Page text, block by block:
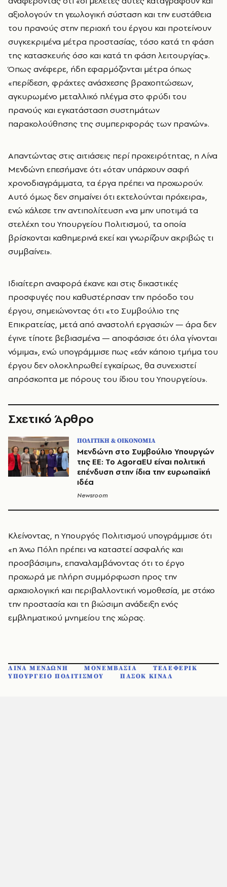
αξιολογούν τη γεωλογική σύσταση και την ευστάθεια
του πρανούς στην περιοχή του έργου και προτείνουν
συγκεκριμένα μέτρα προστασίας, τόσο κατά τη φάση
της κατασκευής όσο και κατά τη φάση λειτουργίας».
Όπως ανέφερε, ήδη εφαρμόζονται μέτρα όπως
«περίδεση, φράχτες ανάσχεσης βραχοπτώσεων,
αγκυρωμένο μεταλλικό πλέγμα στο φρύδι του
πρανούς και εγκατάσταση συστημάτων
παρακολούθησης της συμπεριφοράς των πρανών».
Απαντώντας στις αιτιάσεις περί προχειρότητας, η Λίνα
Μενδώνη επεσήμανε ότι «όταν υπάρχουν σαφή
χρονοδιαγράμματα, τα έργα πρέπει να προχωρούν.
Αυτό όμως δεν σημαίνει ότι εκτελούνται πρόχειρα»,
ενώ κάλεσε την αντιπολίτευση «να μην υποτιμά τα
στελέχη του Υπουργείου Πολιτισμού, τα οποία
βρίσκονται καθημερινά εκεί και γνωρίζουν ακριβώς τι
συμβαίνει».
Ιδιαίτερη αναφορά έκανε και στις δικαστικές
προσφυγές που καθυστέρησαν την πρόοδο του
έργου, σημειώνοντας ότι «το Συμβούλιο της
Επικρατείας, μετά από αναστολή εργασιών — άρα δεν
έγινε τίποτε βεβιασμένα — αποφάσισε ότι όλα γίνονται
νόμιμα», ενώ υπογράμμισε πως «εάν κάποιο τμήμα του
έργου δεν ολοκληρωθεί εγκαίρως, θα συνεχιστεί
απρόσκοπτα με πόρους του ίδιου του Υπουργείου».
Σχετικό Άρθρο
ΠΟΛΙΤΙΚΗ & ΟΙΚΟΝΟΜΙΑ
Μενδώνη στο Συμβούλιο Υπουργών
της ΕΕ: Το AgoraEU είναι πολιτική
επένδυση στην ίδια την ευρωπαϊκή
ιδέα
Newsroom
Κλείνοντας, η Υπουργός Πολιτισμού υπογράμμισε ότι
«η Άνω Πόλη πρέπει να καταστεί ασφαλής και
προσβάσιμη», επαναλαμβάνοντας ότι το έργο
προχωρά με πλήρη συμμόρφωση προς την
αρχαιολογική και περιβαλλοντική νομοθεσία, με στόχο
την προστασία και τη βιώσιμη ανάδειξη ενός
εμβληματικού μνημείου της χώρας.
ΛΙΝΑ ΜΕΝΔΩΝΗ ΜΟΝΕΜΒΑΣΙΑ
ΤΕΛΕΦΕΡΙΚ
ΥΠΟΥΡΓΕΙΟ ΠΟΛΙΤΙΣΜΟΥ
ΠΑΣΟΚ ΚΙΝΑΛ